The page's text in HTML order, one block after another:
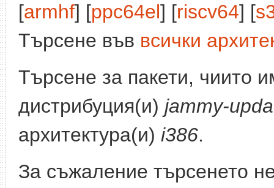
[armhf] [ppc64el] [riscv64] [
Търсене във всички
Търсене за пакети, чиито
дистрибуция(и) jammy-
архитектура(и) i386.
За съжаление търсенето